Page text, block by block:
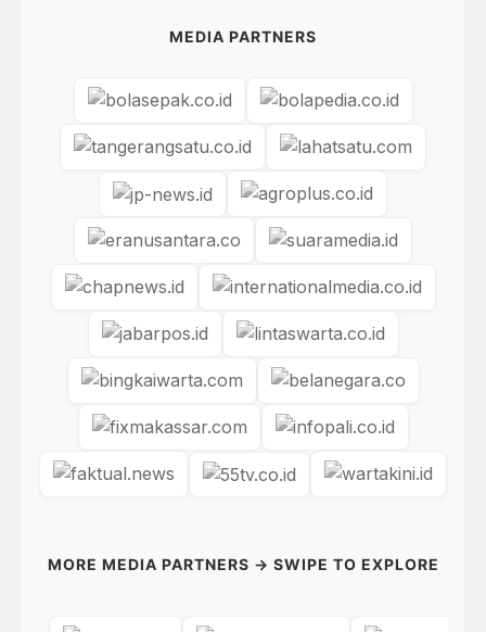
MEDIA PARTNERS
MORE MEDIA PARTNERS → SWIPE TO EXPLORE